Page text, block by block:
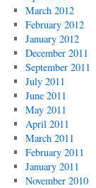
March 2012
February 2012
January 2012
December 2011
September 2011
July 2011
June 2011
May 2011
April 2011
March 2011
February 2011
January 2011
November 2010